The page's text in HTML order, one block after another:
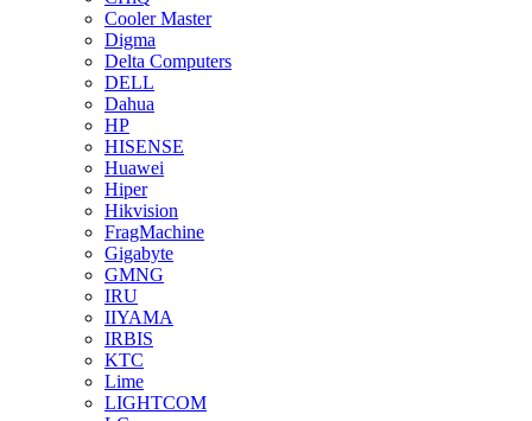
Cooler Master
Digma
Delta Computers
DELL
Dahua
HP
HISENSE
Huawei
Hiper
Hikvision
FragMachine
Gigabyte
GMNG
IRU
IIYAMA
IRBIS
KTC
Lime
LIGHTCOM